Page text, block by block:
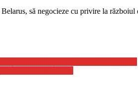
să negocieze cu privire la